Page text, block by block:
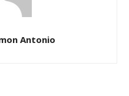
Antonio